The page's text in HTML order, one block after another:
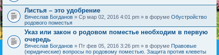
Листья – это удобрение
Вячеслав Богданов » Ср мар 02, 2016 4:01 pm » в форуме Обустройство
родового поместья
Указ или закон о родовом поместье необходим в первую
очередь
Вячеслав Богданов » Пт фев 05, 2016 3:26 pm » в форуме Правовые
(юридические) вопросы по родовому поместью. Защита против клеветы